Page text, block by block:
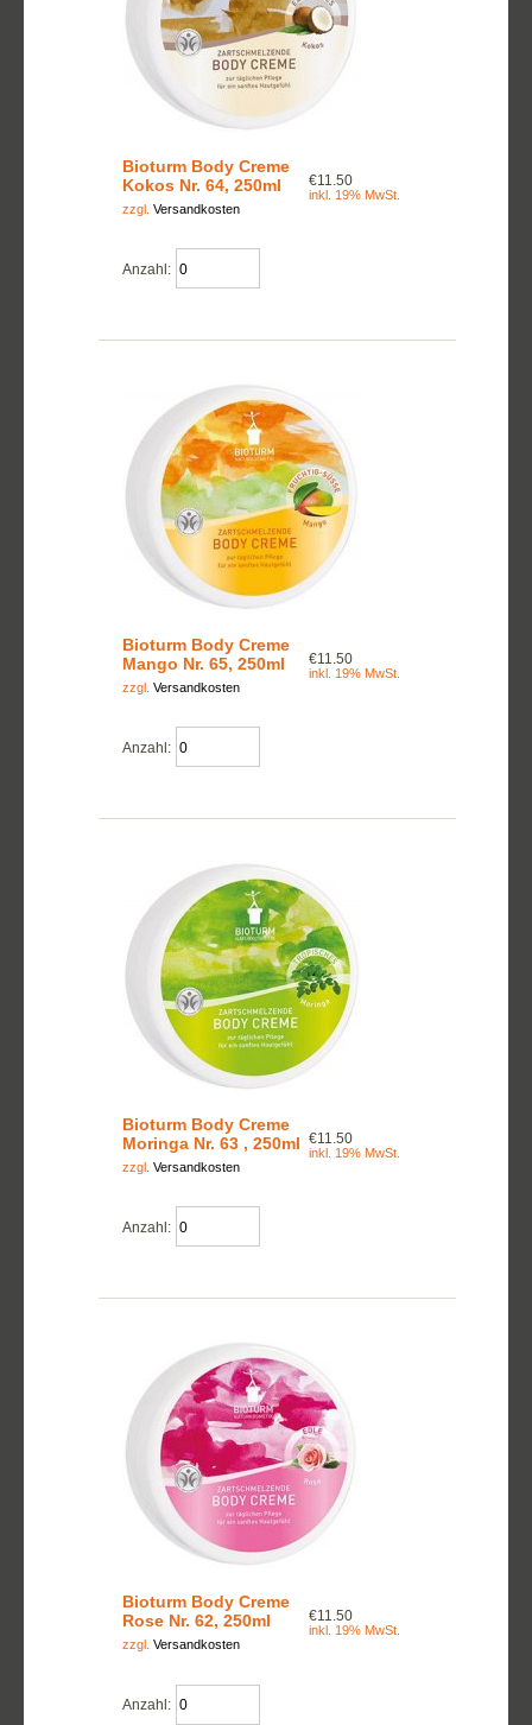
Bioturm Body Creme
Kokos Nr. 64, 250ml
€11.50
inkl. 19% MwSt.
zzgl. Versandkosten
Anzahl:
Bioturm Body Creme
Mango Nr. 65, 250ml
€11.50
inkl. 19% MwSt.
zzgl. Versandkosten
Anzahl:
Bioturm Body Creme
Moringa Nr. 63 , 250ml
€11.50
inkl. 19% MwSt.
zzgl. Versandkosten
Anzahl:
Bioturm Body Creme
Rose Nr. 62, 250ml
€11.50
inkl. 19% MwSt.
zzgl. Versandkosten
Anzahl: